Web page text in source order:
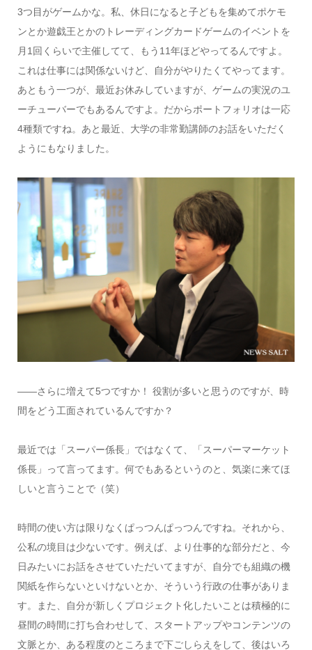
3つ目がゲームかな。私、休日になると子どもを集めてポケモ
ンとか遊戯王とかのトレーディングカードゲームのイベントを
月1回くらいで主催してて、もう11年ほどやってるんですよ。
これは仕事には関係ないけど、自分がやりたくてやってます。
あともう一つが、最近お休みしていますが、ゲームの実況のユ
ーチューバーでもあるんですよ。だからポートフォリオは一応
4種類ですね。あと最近、大学の非常勤講師のお話をいただく
ようにもなりました。
――さらに増えて5つですか！ 役割が多いと思うのですが、時
間をどう工面されているんですか？
最近では「スーパー係長」ではなくて、「スーパーマーケット
係長」って言ってます。何でもあるというのと、気楽に来てほ
しいと言うことで（笑）
時間の使い方は限りなくぱっつんぱっつんですね。それから、
公私の境目は少ないです。例えば、より仕事的な部分だと、今
日みたいにお話をさせていただいてますが、自分でも組織の機
関紙を作らないといけないとか、そういう行政の仕事がありま
す。また、自分が新しくプロジェクト化したいことは積極的に
昼間の時間に打ち合わせして、スタートアップやコンテンツの
文脈とか、ある程度のところまで下ごしらえをして、後はいろ